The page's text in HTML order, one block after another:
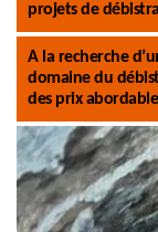
projets de
A la recherche
domaine du
des prix